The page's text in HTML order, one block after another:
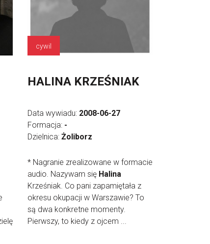
cywil
HALINA KRZEŚNIAK
Data wywiadu: 2008-06-27
Formacja: -
Dzielnica: Żoliborz
* Nagranie zrealizowane w formacie
audio. Nazywam się Halina
Krześniak. Co pani zapamiętała z
okresu okupacji w Warszawie? To
są dwa konkretne momenty.
Pierwszy, to kiedy z ojcem ...